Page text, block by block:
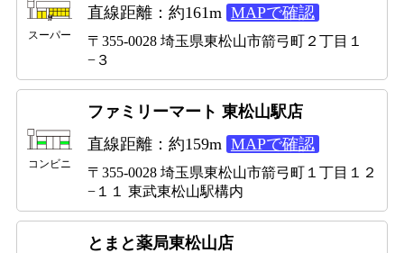
スーパー
直線距離：約161m MAPで確認
〒355-0028 埼玉県東松山市箭弓町２丁目１
−３
コンビニ
ファミリーマート 東松山駅店
直線距離：約159m MAPで確認
〒355-0028 埼玉県東松山市箭弓町１丁目１２
−１１ 東武東松山駅構内
とまと薬局東松山店